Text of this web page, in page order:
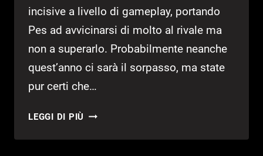
incisive a livello di gameplay, portando
Pes ad avvicinarsi di molto al rivale ma
non a superarlo. Probabilmente neanche
quest’anno ci sarà il sorpasso, ma state
pur certi che…
LEGGI DI PIÙ PES
–